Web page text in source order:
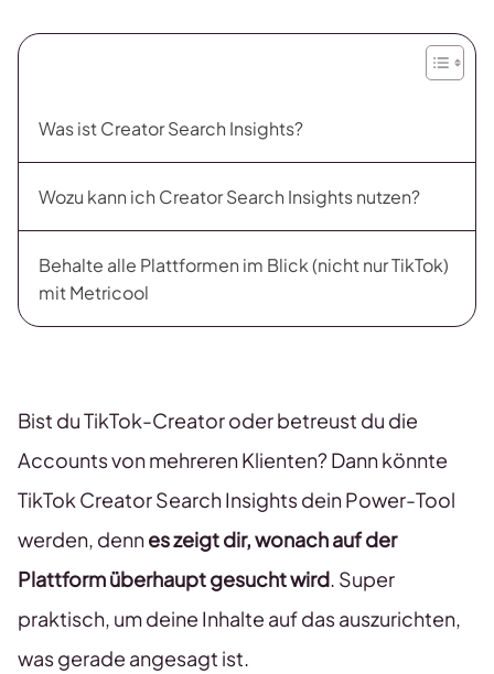
Was ist Creator Search Insights?
Wozu kann ich Creator Search Insights nutzen?
Behalte alle Plattformen im Blick (nicht nur TikTok)
mit Metricool
Bist du TikTok-Creator oder betreust du die
Accounts von mehreren Klienten? Dann könnte
TikTok Creator Search Insights dein Power-Tool
werden, dennes zeigt dir, wonach auf der
Plattform überhaupt gesucht wird. Super
praktisch, um deine Inhalte auf das auszurichten,
was gerade angesagt ist.